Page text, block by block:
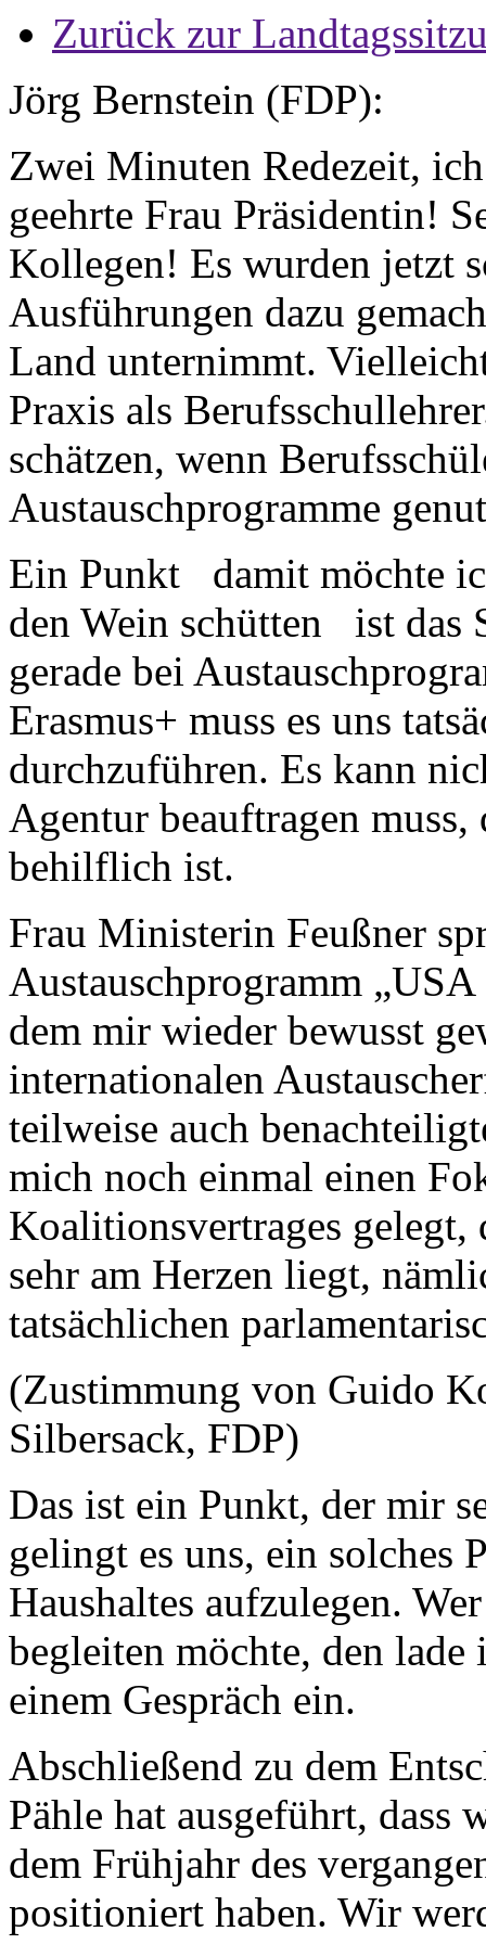
Zurück zur
Jörg Bernstein (FDP):
Zwei Minuten Redezeit,
geehrte Frau Präsidentin!
Kollegen! Es wurden jetzt
Ausführungen dazu
Land unternimmt.
Praxis als
schätzen, wenn
Austauschprogramme
Ein Punkt damit möchte
den Wein schütten ist das
gerade bei
Erasmus+ muss es uns
durchzuführen. Es kann
Agentur beauftragen
behilflich ist.
Frau Ministerin Feußner
Austauschprogramm
dem mir wieder bewusst
internationalen
teilweise auch
mich noch einmal einen
Koalitionsvertrages
sehr am Herzen liegt,
tatsächlichen
(Zustimmung von Guido
Silbersack, FDP)
Das ist ein Punkt, der mir
gelingt es uns, ein solches
Haushaltes aufzulegen.
begleiten möchte, den
einem Gespräch ein.
Abschließend zu dem
Pähle hat ausgeführt, dass
dem Frühjahr des
positioniert haben. Wir